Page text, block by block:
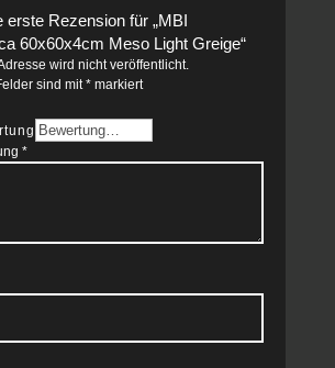
erste Rezension für „MBI
60x60x4cm Meso Light Greige“
wird nicht veröffentlicht.
sind mit*markiert
*